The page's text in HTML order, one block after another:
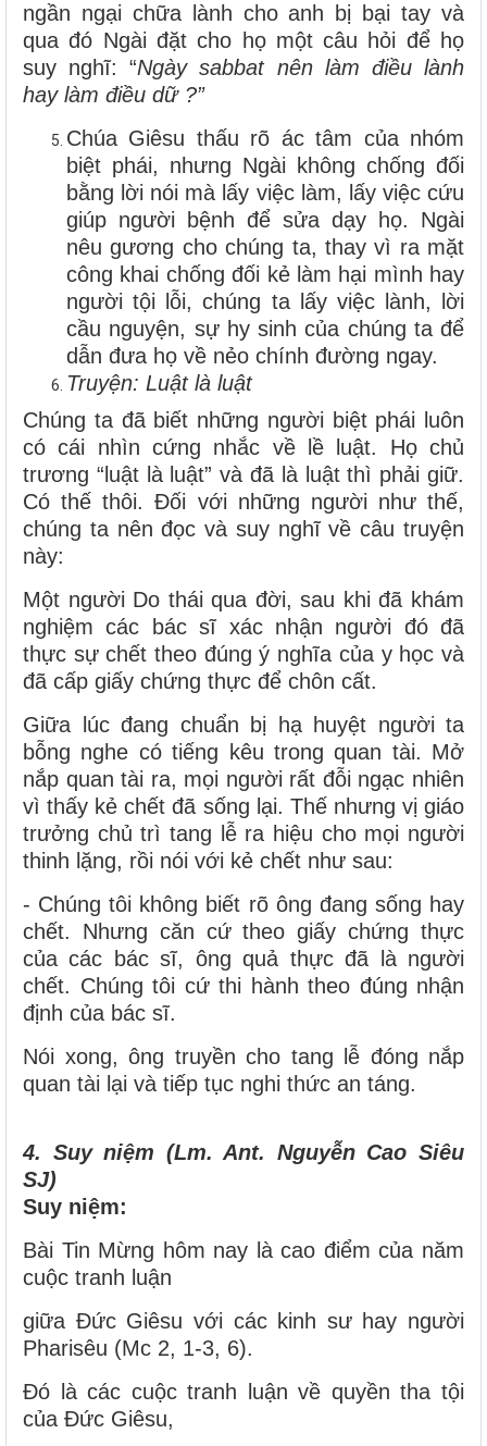
ngần ngại chữa lành cho anh bị bại tay và
qua đó Ngài đặt cho họ một câu hỏi để họ
suy nghĩ: “Ngày sabbat nên làm điều lành
hay làm điều dữ ?”
Chúa Giêsu thấu rõ ác tâm của nhóm
biệt phái, nhưng Ngài không chống đối
bằng lời nói mà lấy việc làm, lấy việc cứu
giúp người bệnh để sửa dạy họ. Ngài
nêu gương cho chúng ta, thay vì ra mặt
công khai chống đối kẻ làm hại mình hay
người tội lỗi, chúng ta lấy việc lành, lời
cầu nguyện, sự hy sinh của chúng ta để
dẫn đưa họ về nẻo chính đường ngay.
Truyện: Luật là luật
Chúng ta đã biết những người biệt phái luôn
có cái nhìn cứng nhắc về lề luật. Họ chủ
trương “luật là luật” và đã là luật thì phải giữ.
Có thế thôi. Đối với những người như thế,
chúng ta nên đọc và suy nghĩ về câu truyện
này:
Một người Do thái qua đời, sau khi đã khám
nghiệm các bác sĩ xác nhận người đó đã
thực sự chết theo đúng ý nghĩa của y học và
đã cấp giấy chứng thực để chôn cất.
Giữa lúc đang chuẩn bị hạ huyệt người ta
bỗng nghe có tiếng kêu trong quan tài. Mở
nắp quan tài ra, mọi người rất đỗi ngạc nhiên
vì thấy kẻ chết đã sống lại. Thế nhưng vị giáo
trưởng chủ trì tang lễ ra hiệu cho mọi người
thinh lặng, rồi nói với kẻ chết như sau:
- Chúng tôi không biết rõ ông đang sống hay
chết. Nhưng căn cứ theo giấy chứng thực
của các bác sĩ, ông quả thực đã là người
chết. Chúng tôi cứ thi hành theo đúng nhận
định của bác sĩ.
Nói xong, ông truyền cho tang lễ đóng nắp
quan tài lại và tiếp tục nghi thức an táng.
4. Suy niệm (Lm. Ant. Nguyễn Cao Siêu
SJ)
Suy niệm:
Bài Tin Mừng hôm nay là cao điểm của năm
cuộc tranh luận
giữa Đức Giêsu với các kinh sư hay người
Pharisêu (Mc 2, 1-3, 6).
Đó là các cuộc tranh luận về quyền tha tội
của Đức Giêsu,